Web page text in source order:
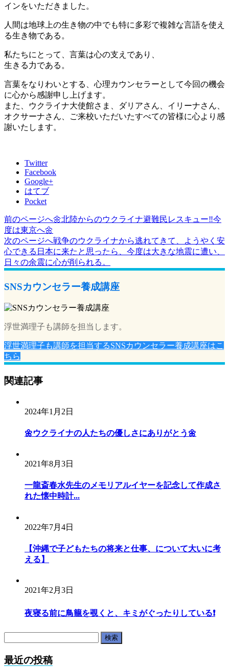
インをいただきました。
人間は地球上の生き物の中でも特に多彩で複雑な言語を使え
る生き物である。
私たちにとって、言葉は心の支えであり、
生きる力である。
言葉をなりわいとする、心理カウンセラーとして今回の機会
に心から感謝申し上げます。
また、ウクライナ大使館さま、ダリアさん、イリーナさん、
オクサーナさん、ご来校いただいたすべての皆様に心より感
謝いたします。
Twitter
Facebook
Google+
はてブ
Pocket
投
稿
ナ
ビ
ゲ
ー
シ
ン
前のページへ🌼北陸からのウクライナ避難民レスキュー‼️今
度は東京へ🌼
次のページへ戦争のウクライナから逃れてきて、ようやく安
心できる日本に来たと思ったら、今度は大きな地震に遭い、
日々の余震に心が削られる。
SNSカウンセラー養成講座
浮世満理子も講師を担当します。
浮世満理子も講師を担当するSNSカウンセラー養成講座はこ
ちら
関連記事
2024年1月2日
🌼ウクライナの人たちの優しさにありがとう🌼
2021年8月3日
一龍斎春水先生のメモリアルイヤーを記念して作成さ
れた懐中時計...
2022年7月4日
【沖縄で子どもたちの将来と仕事、について大いに考
える】
2021年2月3日
夜寝る前に鳥籠を覗くと、キミがぐったりしている❗️
最近の投稿